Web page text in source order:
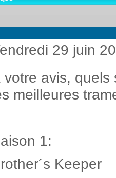
29 juin
votre avis, quels
meilleures
1:
Keeper